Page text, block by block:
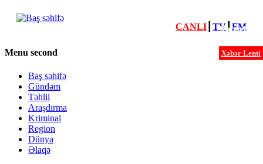
Xəbərlər
Xəbər Lenti
CANLI TV┃ FM
Menu second
Baş səhifə
Gündəm
Təhlil
Araşdırma
Kriminal
Region
Dünya
Əlaqə